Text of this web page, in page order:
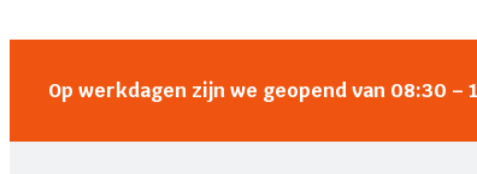
Op werkdagen zijn we geopend van 08:30